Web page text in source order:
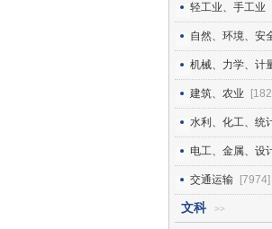
轻工业、手工业
自然、环境、安
机械、力学、计
建筑、农业
水利、化工、统
电工、金属、设
交通运输 [7974]
文科 >>